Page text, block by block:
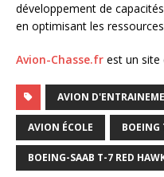
développement de
en optimisant les
Avion-Chasse.fr est un site
AVION
AVION ÉCOLE BOEING
BOEING-SAAB T-7 RED